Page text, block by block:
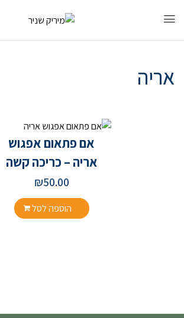
אריה
אם פתאום אפגוש
אריה – כריכה קשה
₪50.00
הוספה לסל